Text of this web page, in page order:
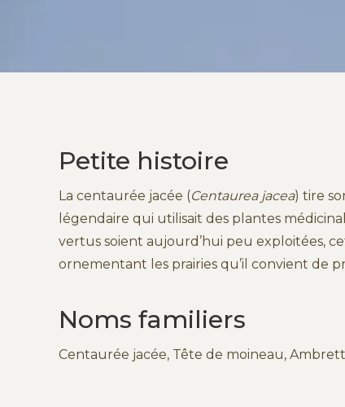
Petite histoire
La centaurée jacée (Centaurea jacea) tire
légendaire qui utilisait des plantes
vertus soient aujourd’hui peu exploitées,
ornementant les prairies qu’il convient de
Noms familiers
Centaurée jacée, Tête de moineau,